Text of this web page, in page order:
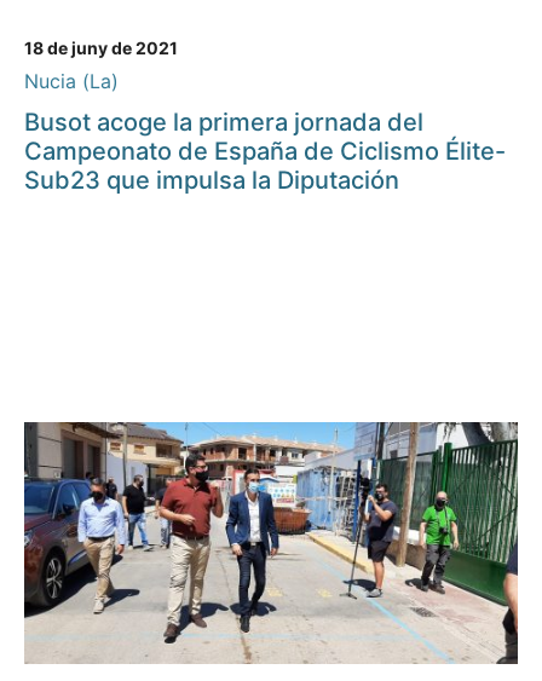
18 de juny de 2021
Nucia (La)
Busot acoge la primera jornada del
Campeonato de España de Ciclismo Élite-
Sub23 que impulsa la Diputación